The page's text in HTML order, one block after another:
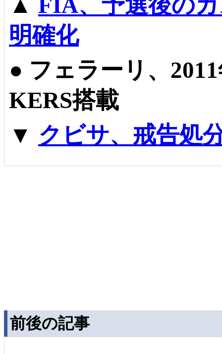
明確化
● フェラーリ、
KERS搭載
▼ クビサ、戒告処
前後の記事